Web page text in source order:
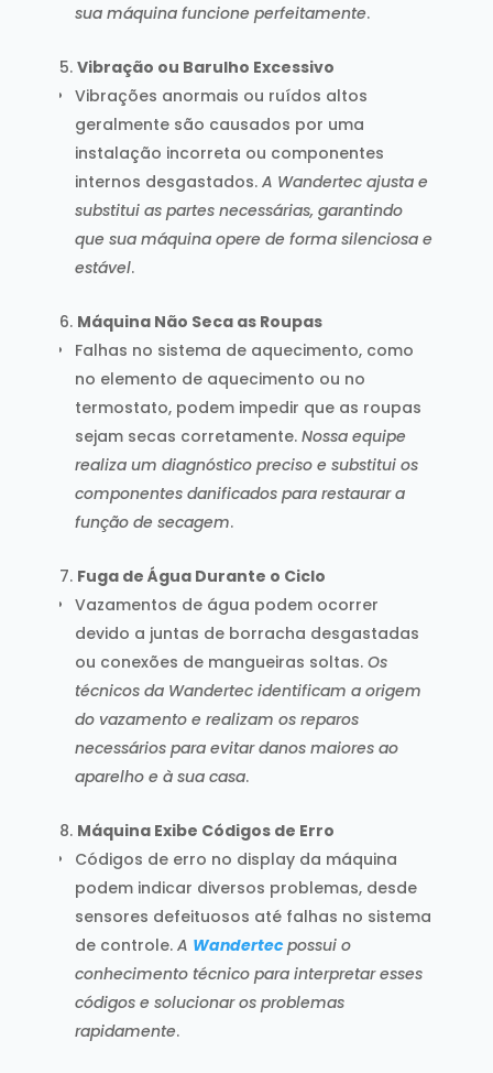
sua máquina funcione perfeitamente.
Vibração ou Barulho Excessivo
Vibrações anormais ou ruídos altos
geralmente são causados por uma
instalação incorreta ou componentes
internos desgastados. A Wandertec ajusta e
substitui as partes necessárias, garantindo
que sua máquina opere de forma silenciosa e
estável.
Máquina Não Seca as Roupas
Falhas no sistema de aquecimento, como
no elemento de aquecimento ou no
termostato, podem impedir que as roupas
sejam secas corretamente. Nossa equipe
realiza um diagnóstico preciso e substitui os
componentes danificados para restaurar a
função de secagem.
Fuga de Água Durante o Ciclo
Vazamentos de água podem ocorrer
devido a juntas de borracha desgastadas
ou conexões de mangueiras soltas. Os
técnicos da Wandertec identificam a origem
do vazamento e realizam os reparos
necessários para evitar danos maiores ao
aparelho e à sua casa.
Máquina Exibe Códigos de Erro
Códigos de erro no display da máquina
podem indicar diversos problemas, desde
sensores defeituosos até falhas no sistema
de controle. A Wandertecpossui o
conhecimento técnico para interpretar esses
códigos e solucionar os problemas
rapidamente.